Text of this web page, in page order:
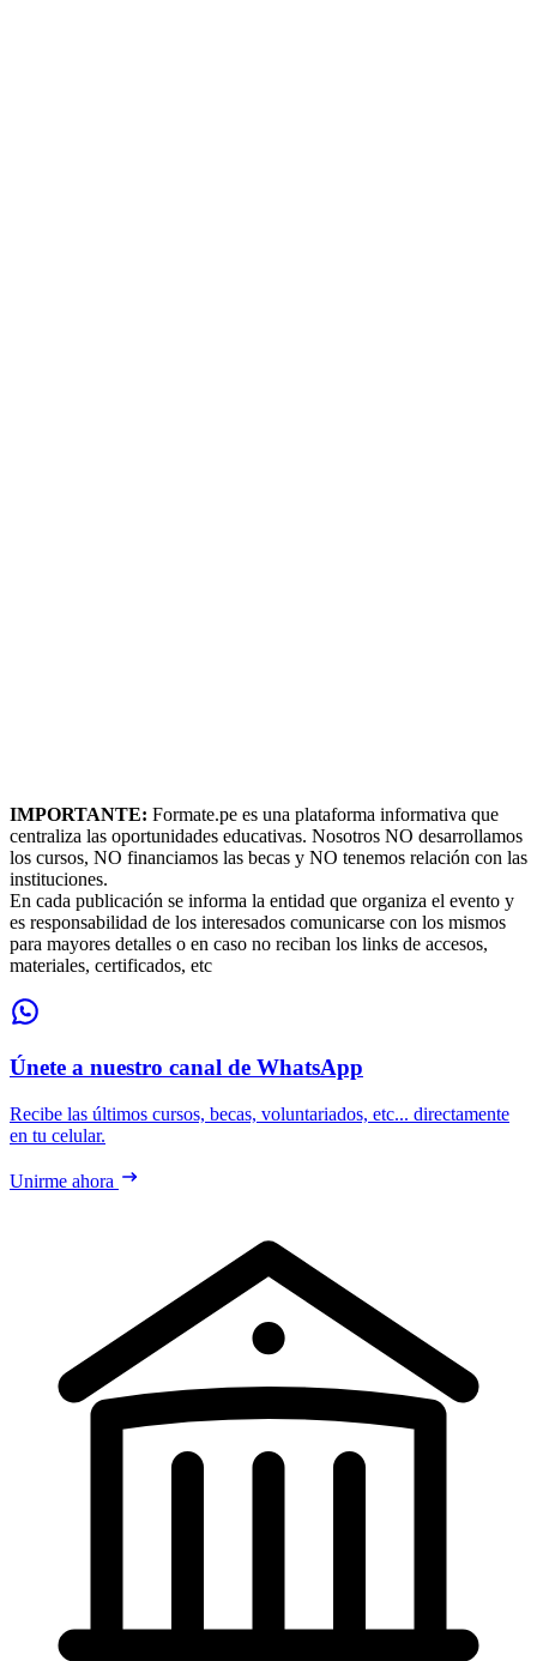
IMPORTANTE: Formate.pe es una plataforma informativa que
centraliza las oportunidades educativas. Nosotros NO desarrollamos
los cursos, NO financiamos las becas y NO tenemos relación con las
instituciones.
En cada publicación se informa la entidad que organiza el evento y
es responsabilidad de los interesados comunicarse con los mismos
para mayores detalles o en caso no reciban los links de accesos,
materiales, certificados, etc
Únete a nuestro canal de WhatsApp
Recibe las últimos cursos, becas, voluntariados, etc... directamente
en tu celular.
Unirme ahora